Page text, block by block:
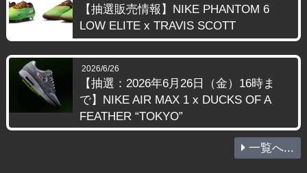
【抽選販売情報】NIKE PHANTOM 6
LOW ELITE x TRAVIS SCOTT
2026/6/26
【抽選：2026年6月26日（金）16時ま
で】NIKE AIR MAX 1 x DUCKS OF A
FEATHER “TOKYO”
一覧へ...